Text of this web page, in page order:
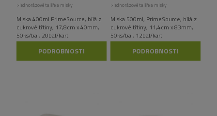
>Jednorázové talíře a misky
Miska 400ml PrimeSource, bílá z
cukrové třtiny, 17,8cm x 40mm,
50ks/bal, 20bal/kart
PODROBNOSTI
>Jednorázové talíře a misky
Miska 500ml, PrimeSource, bílá z
cukrové třtiny, 11,4cm x 83mm,
50ks/bal, 12bal/kart.
Biodegradabilní a
kompostovatelná, vyrobená z
obnovitených zdrojů.
PODROBNOSTI